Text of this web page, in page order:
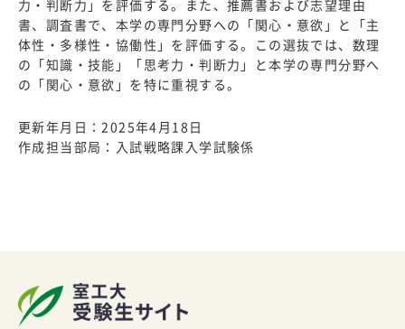
力・判断力」を評価する。また、推薦書および志望理由
書、調査書で、本学の専門分野への「関心・意欲」と「主
体性・多様性・協働性」を評価する。この選抜では、数理
の「知識・技能」「思考力・判断力」と本学の専門分野へ
の「関心・意欲」を特に重視する。
更新年月日：2025年4月18日
作成担当部局：入試戦略課入学試験係